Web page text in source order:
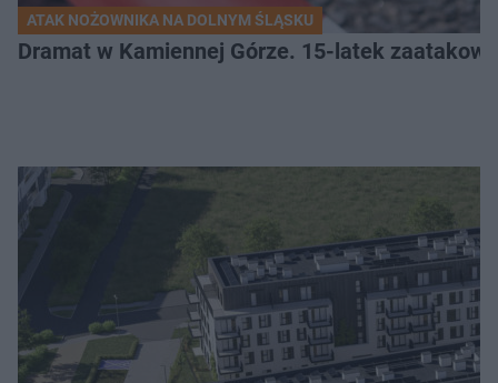
ATAK NOŻOWNIKA NA DOLNYM ŚLĄSKU
Dramat w Kamiennej Górze. 15-latek